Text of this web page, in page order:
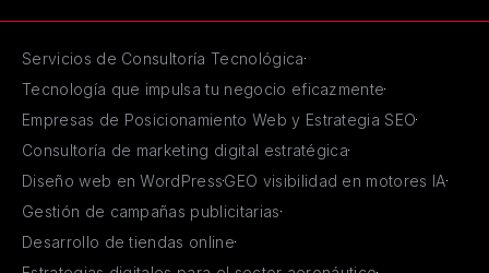
Servicios de Consultoría Tecnológica
Tecnología que impulsa tu negocio eficazmente
Empresas de Posicionamiento Web y Estrategia SEO
Consultoría de marketing digital estratégica
Diseño web en WordPressGEO visibilidad en motores IA
Gestión de campañas publicitarias
Desarrollo de tiendas online